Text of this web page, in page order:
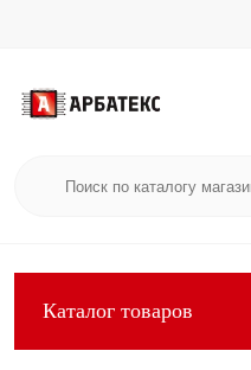
Каталог товаров